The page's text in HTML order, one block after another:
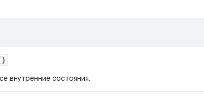
внутренние состояния.